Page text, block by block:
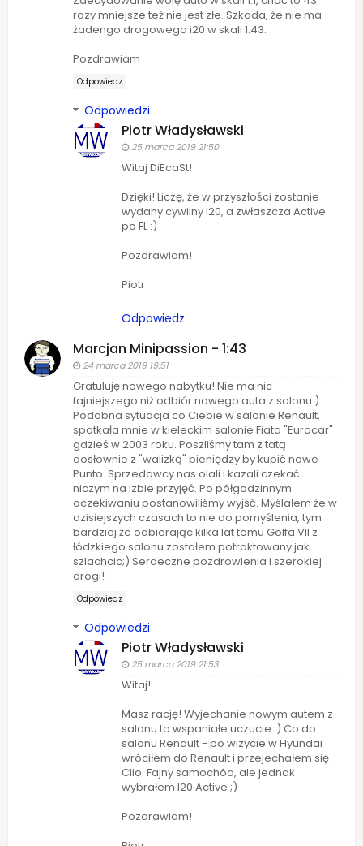
razy mniejsze też nie jest złe. Szkoda, że nie ma
żadengo drogowego i20 w skali 1:43.
Pozdrawiam
Odpowiedz
Odpowiedzi
Piotr Władysławski
25 marca 2019 21:50
Witaj DiEcaSt!
Dzięki! Liczę, że w przyszłości zostanie
wydany cywilny I20, a zwłaszcza Active
po FL :)
Pozdrawiam!
Piotr
Odpowiedz
Marcjan Minipassion - 1:43
24 marca 2019 19:51
Gratuluję nowego nabytku! Nie ma nic
fajniejszego niż odbiór nowego auta z salonu:)
Podobna sytuacja co Ciebie w salonie Renault,
spotkała mnie w kieleckim salonie Fiata "Eurocar"
gdzieś w 2003 roku. Poszliśmy tam z tatą
dosłownie z "walizką" pieniędzy by kupić nowe
Punto. Sprzedawcy nas olali i kazali czekać
niczym na izbie przyjęć. Po półgodzinnym
oczekiwaniu postanowiliśmy wyjść. Myślałem że w
dzisiejszych czasach to nie do pomyślenia, tym
bardziej że odbierając kilka lat temu Golfa VII z
łódzkiego salonu zostałem potraktowany jak
szlachcic;) Serdeczne pozdrowienia i szerokiej
drogi!
Odpowiedz
Odpowiedzi
Piotr Władysławski
25 marca 2019 21:53
Witaj!
Masz rację! Wyjechanie nowym autem z
salonu to wspaniałe uczucie :) Co do
salonu Renault - po wizycie w Hyundai
wróciłem do Renault i przejechałem się
Clio. Fajny samochód, ale jednak
wybrałem I20 Active ;)
Pozdrawiam!